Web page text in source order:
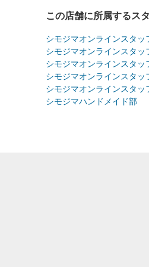
この店舗に所属するス
シモジマオンラインスタッ
シモジマオンラインスタッ
シモジマオンラインスタッ
シモジマオンラインスタッ
シモジマオンラインスタッ
シモジマハンドメイド部